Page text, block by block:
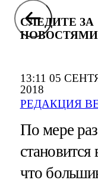
13:11 05
2018
РЕДАКЦИЯ
СЛЕДИТЕ ЗА
По мере
становится
что